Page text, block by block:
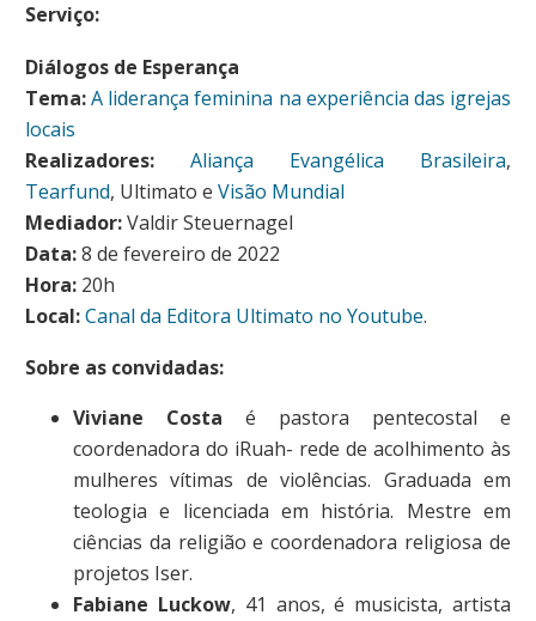
Serviço:
Diálogos de Esperança
Tema:A liderança feminina na experiência das igrejas
locais
Realizadores:
Aliança Evangélica Brasileira,
Tearfund, Ultimato e Visão Mundial
Mediador:Valdir Steuernagel
Data:8 de fevereiro de 2022
Hora: 20h
Local:Canal da Editora Ultimato no Youtube.
Sobre as convidadas:
Viviane Costa é pastora pentecostal e
coordenadora do iRuah- rede de acolhimento às
mulheres vítimas de violências. Graduada em
teologia e licenciada em história. Mestre em
ciências da religião e coordenadora religiosa de
projetos Iser.
Fabiane Luckow, 41 anos, é musicista, artista